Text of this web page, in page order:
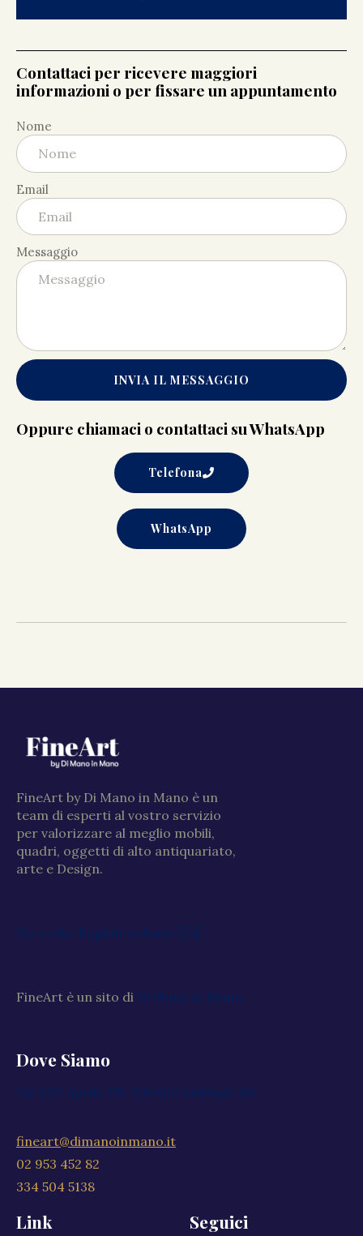
Contattaci per ricevere maggiori
informazioni o per fissare un appuntamento
Nome
Email
Messaggio
INVIA IL MESSAGGIO
Oppure chiamaci o contattaci su WhatsApp
Telefona
WhatsApp
FineArt by Di Mano in Mano è un
team di esperti al vostro servizio
per valorizzare al meglio mobili,
quadri, oggetti di alto antiquariato,
arte e Design.
Go to the English website 🇬🇧
FineArt è un sito di Di Mano in Mano
Dove Siamo
Via XXV Aprile, 59, 20040 Cambiago MI
fineart@dimanoinmano.it
02 953 452 82
334 504 5138
Link Seguici